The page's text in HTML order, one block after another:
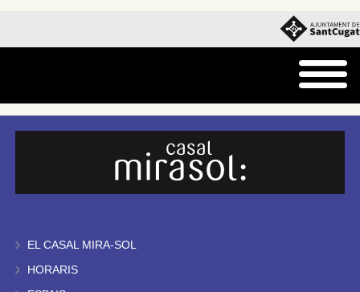
EL CASAL MIRA-SOL
HORARIS